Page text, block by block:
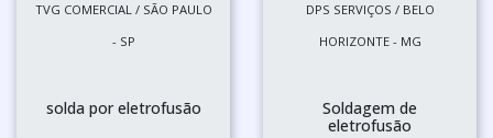
TVG COMERCIAL / SÃO PAULO
- SP
solda por eletrofusão
DPS SERVIÇOS / BELO
HORIZONTE - MG
Soldagem de
eletrofusão